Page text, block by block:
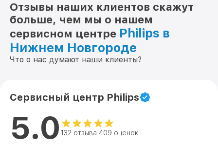
Отзывы наших клиентов скажут
больше, чем мы о нашем
сервисном центре Philips в
Нижнем Новгороде
Что о нас думают наши клиенты?
Сервисный центр Philips
5.0 132 отзыва 409 оценок